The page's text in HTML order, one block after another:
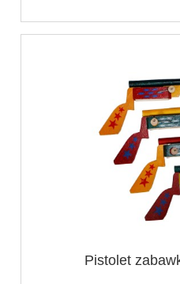
Pistolet